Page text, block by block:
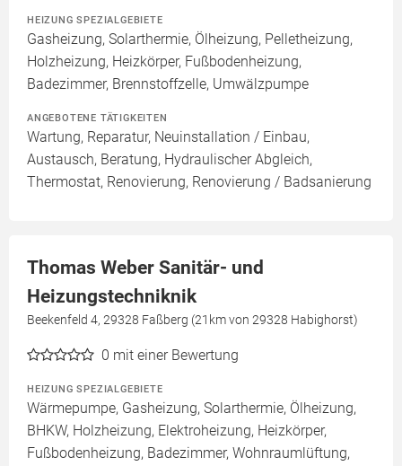
HEIZUNG SPEZIALGEBIETE
Gasheizung, Solarthermie, Ölheizung, Pelletheizung,
Holzheizung, Heizkörper, Fußbodenheizung,
Badezimmer, Brennstoffzelle, Umwälzpumpe
ANGEBOTENE TÄTIGKEITEN
Wartung, Reparatur, Neuinstallation / Einbau,
Austausch, Beratung, Hydraulischer Abgleich,
Thermostat, Renovierung, Renovierung / Badsanierung
Thomas Weber Sanitär- und
Heizungstechniknik
Beekenfeld 4, 29328 Faßberg (21km von 29328 Habighorst)
0 mit einer Bewertung
HEIZUNG SPEZIALGEBIETE
Wärmepumpe, Gasheizung, Solarthermie, Ölheizung,
BHKW, Holzheizung, Elektroheizung, Heizkörper,
Fußbodenheizung, Badezimmer, Wohnraumlüftung,